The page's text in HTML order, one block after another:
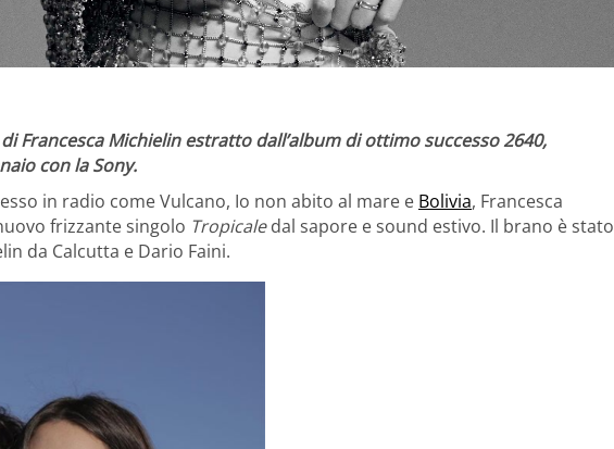
Francesca Michielinestratto dall’album di ottimo successo 2640,
con la Sony.
in radio come Vulcano, Io non abito al mare e Bolivia, Francesca
frizzante singolo Tropicaledal sapore e sound estivo. Il brano è stato
da Calcutta e Dario Faini.